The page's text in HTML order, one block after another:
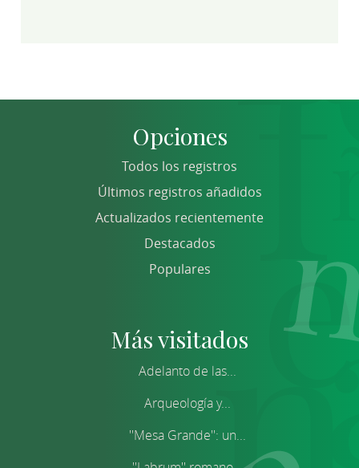
Opciones
Todos los registros
Últimos registros añadidos
Actualizados recientemente
Destacados
Populares
Más visitados
Adelanto de las...
Arqueología y...
''Mesa Grande'': un...